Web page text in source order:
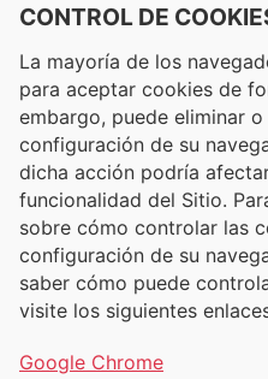
CONTROL DE
La mayoría de los
para aceptar cookies de
embargo, puede eliminar
configuración de su
dicha acción podría
funcionalidad del Sitio.
sobre cómo controlar las
configuración de su
saber cómo puede
visite los siguientes
Google Chrome